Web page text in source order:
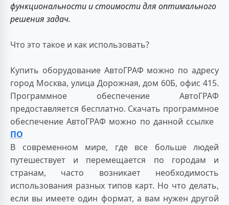
функциональности и стоимости для оптимального
решения задач.
Что это такое и как использовать?
Купить оборудование АвтоГРАФ можно по адресу
город Москва, улица Дорожная, дом 60Б, офис 415.
Программное обеспечение АвтоГРАФ
предоставляется бесплатно. Скачать программное
обеспечение АвтоГРАФ можно по данной ссылке
ПО
В современном мире, где все больше людей
путешествует и перемещается по городам и
странам, часто возникает необходимость
использования разных типов карт. Но что делать,
если вы имеете один формат, а вам нужен другой